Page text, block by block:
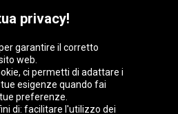
privacy!
garantire il corretto
web.
ci permetti di adattare i
esigenze quando fai
preferenze.
di: facilitare l'utilizzo dei